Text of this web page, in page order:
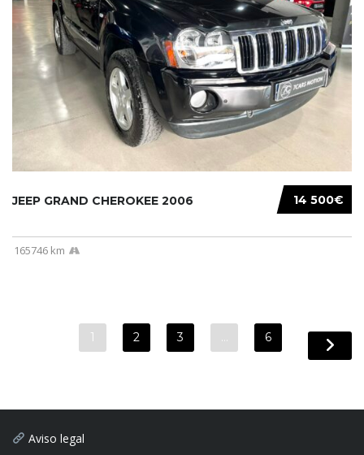
14 500€
JEEP GRAND CHEROKEE 2006
165746 km
1 2 3 … 6
Aviso legal